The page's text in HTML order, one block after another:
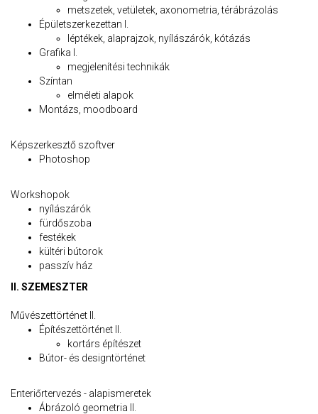
metszetek, vetületek, axonometria, térábrázolás
Épületszerkezettan I.
léptékek, alaprajzok, nyílászárók, kótázás
Grafika I.
megjelenítési technikák
Színtan
elméleti alapok
Montázs, moodboard
Képszerkesztő szoftver
Photoshop
Workshopok
nyílászárók
fürdőszoba
festékek
kültéri bútorok
passzív ház
II. SZEMESZTER
Művészettörténet II.
Építészettörténet II.
kortárs építészet
Bútor- és designtörténet
Enteriőrtervezés - alapismeretek
Ábrázoló geometria II.